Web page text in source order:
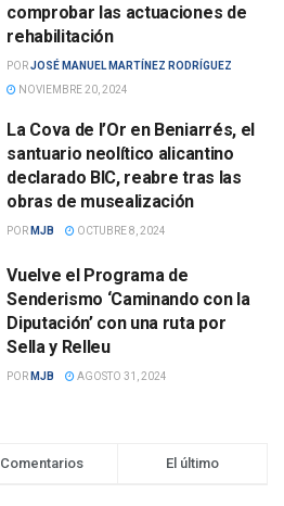
comprobar las actuaciones de
rehabilitación
PORJOSÉ MANUEL MARTÍNEZ RODRÍGUEZ
NOVIEMBRE 20, 2024
La Cova de l’Or en Beniarrés, el
santuario neolítico alicantino
declarado BIC, reabre tras las
obras de musealización
POR MJB OCTUBRE 8, 2024
Vuelve el Programa de
Senderismo ‘Caminando con la
Diputación’ con una ruta por
Sella y Relleu
POR MJB AGOSTO 31, 2024
Comentarios El último